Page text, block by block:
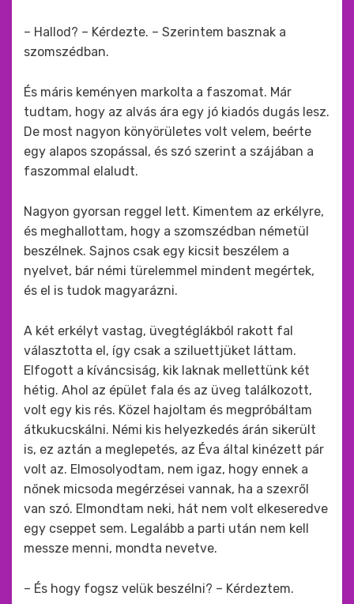
– Hallod? – Kérdezte. – Szerintem basznak a
szomszédban.
És máris keményen markolta a faszomat. Már
tudtam, hogy az alvás ára egy jó kiadós dugás lesz.
De most nagyon könyörületes volt velem, beérte
egy alapos szopással, és szó szerint a szájában a
faszommal elaludt.
Nagyon gyorsan reggel lett. Kimentem az erkélyre,
és meghallottam, hogy a szomszédban németül
beszélnek. Sajnos csak egy kicsit beszélem a
nyelvet, bár némi türelemmel mindent megértek,
és el is tudok magyarázni.
A két erkélyt vastag, üvegtéglákból rakott fal
választotta el, így csak a sziluettjüket láttam.
Elfogott a kíváncsiság, kik laknak mellettünk két
hétig. Ahol az épület fala és az üveg találkozott,
volt egy kis rés. Közel hajoltam és megpróbáltam
átkukucskálni. Némi kis helyezkedés árán sikerült
is, ez aztán a meglepetés, az Éva által kinézett pár
volt az. Elmosolyodtam, nem igaz, hogy ennek a
nőnek micsoda megérzései vannak, ha a szexről
van szó. Elmondtam neki, hát nem volt elkeseredve
egy cseppet sem. Legalább a parti után nem kell
messze menni, mondta nevetve.
– És hogy fogsz velük beszélni? – Kérdeztem.